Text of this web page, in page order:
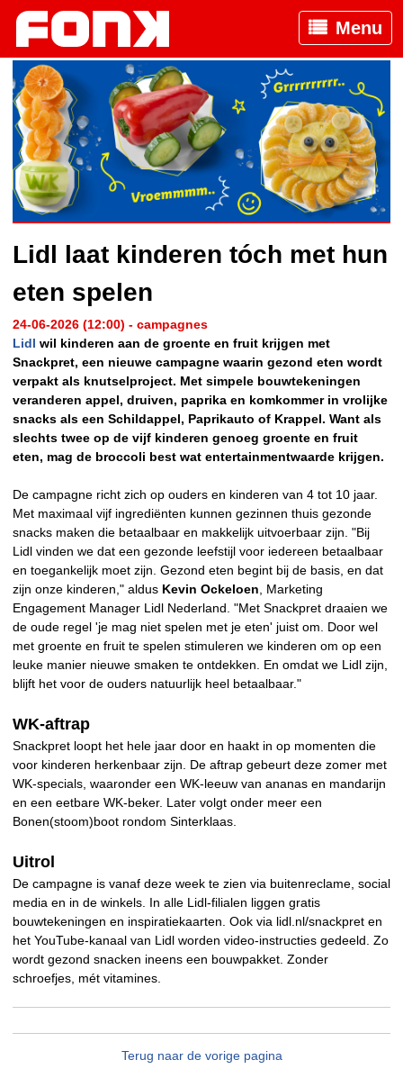
Menu
Lidl laat kinderen tóch met hun
eten spelen
24-06-2026 (12:00) - campagnes
Lidl wil kinderen aan de groente en fruit krijgen met
Snackpret, een nieuwe campagne waarin gezond eten wordt
verpakt als knutselproject. Met simpele bouwtekeningen
veranderen appel, druiven, paprika en komkommer in vrolijke
snacks als een Schildappel, Paprikauto of Krappel. Want als
slechts twee op de vijf kinderen genoeg groente en fruit
eten, mag de broccoli best wat entertainmentwaarde krijgen.
De campagne richt zich op ouders en kinderen van 4 tot 10 jaar.
Met maximaal vijf ingrediënten kunnen gezinnen thuis gezonde
snacks maken die betaalbaar en makkelijk uitvoerbaar zijn. "Bij
Lidl vinden we dat een gezonde leefstijl voor iedereen betaalbaar
en toegankelijk moet zijn. Gezond eten begint bij de basis, en dat
zijn onze kinderen," aldus Kevin Ockeloen , Marketing
Engagement Manager Lidl Nederland. "Met Snackpret draaien we
de oude regel 'je mag niet spelen met je eten' juist om. Door wel
met groente en fruit te spelen stimuleren we kinderen om op een
leuke manier nieuwe smaken te ontdekken. En omdat we Lidl zijn,
blijft het voor de ouders natuurlijk heel betaalbaar."
WK-aftrap
Snackpret loopt het hele jaar door en haakt in op momenten die
voor kinderen herkenbaar zijn. De aftrap gebeurt deze zomer met
WK-specials, waaronder een WK-leeuw van ananas en mandarijn
en een eetbare WK-beker. Later volgt onder meer een
Bonen(stoom)boot rondom Sinterklaas.
Uitrol
De campagne is vanaf deze week te zien via buitenreclame, social
media en in de winkels. In alle Lidl-filialen liggen gratis
bouwtekeningen en inspiratiekaarten. Ook via lidl.nl/snackpret en
het YouTube-kanaal van Lidl worden video-instructies gedeeld. Zo
wordt gezond snacken ineens een bouwpakket. Zonder
schroefjes, mét vitamines.
Terug naar de vorige pagina